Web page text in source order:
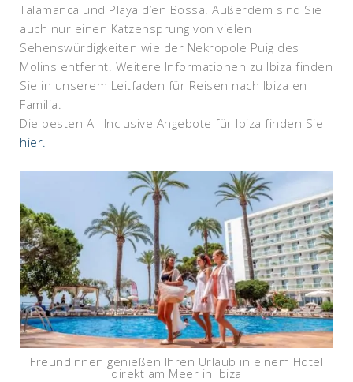
Talamanca und Playa d’en Bossa. Außerdem sind Sie
auch nur einen Katzensprung von vielen
Sehenswürdigkeiten wie der Nekropole Puig des
Molins entfernt. Weitere Informationen zu Ibiza finden
Sie in unserem Leitfaden für Reisen nach Ibiza en
Familia.
Die besten All-Inclusive Angebote für Ibiza finden Sie
hier.
Freundinnen genießen Ihren Urlaub in einem Hotel
direkt am Meer in Ibiza